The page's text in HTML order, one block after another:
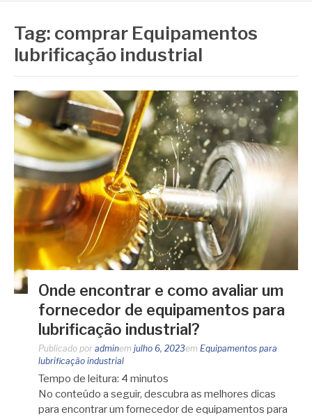
Tag: comprar Equipamentos
lubrificação industrial
Onde encontrar e como avaliar um
fornecedor de equipamentos para
lubrificação industrial?
Publicado por adminem julho 6, 2023em Equipamentos para
lubrificação industrial
Tempo de leitura: 4 minutos
No conteúdo a seguir, descubra as melhores dicas
para encontrar um fornecedor de equipamentos para